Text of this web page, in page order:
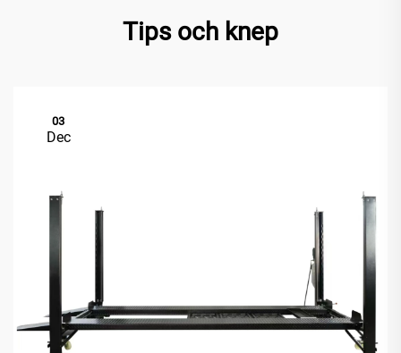
Tips och knep
03
Dec